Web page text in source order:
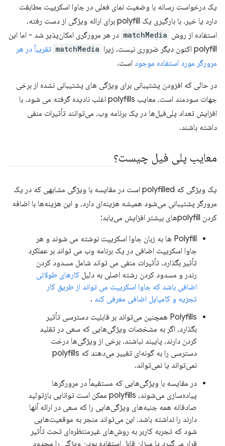
یک درخواست رسانه با وضعیت نمای فعلی در جاوا اسکریپت مطابقت
دارد یا خیر. با بارگیری یک polyfill برای ارائه ویژگی از دست رفته،
استفاده از روش matchMedia در هر مرورگری امکان‌پذیر شد - اما این
polyfill اکنون دیگر ضروری نیست، زیرا
matchMedia تقریباً در هر
مرورگر مورد استفاده موجود است.
در حالی که افزودن پشتیبانی برای ویژگی های پشتیبانی نشده از برخی
جهات سودمند است، معایب polyfills اغلب نادیده گرفته می شود. با
افزایش تعداد پلی‌فیل‌ها در یک برنامه وب، می‌توانند تأثیرات منفی
داشته باشند.
معایب پلی فیل چیست؟
یک ویژگی که polyfilled است در مقایسه با ویژگی مشابهی که در یک
مرورگر پشتیبانی می‌شود همیشه هزینه‌ای دارد، و این هزینه‌ها با اضافه
کردن polyfill‌های بیشتر افزایش می‌یابد:
Polyfill ها به زبان جاوا اسکریپت نوشته می شوند و هر
جاوا اسکریپت اضافی در یک برنامه وب می تواند بر عملکرد
تأثیر بگذارد. تأثیرات منفی می تواند شامل مسدود کردن
رندر و مسدود کردن رشته اصلی به دلیل کارهای طولانی
اضافی باشد که جاوا اسکریپت می تواند از طریق کار
تجزیه و کامپایل اضافی معرفی کند .
Polyfills همچنین می‌تواند بر قابلیت دسترسی تأثیر
بگذارد، اگر به مشخصات ویژگی‌هایی که سعی در تقلید
کردن دارند، پایبند نباشند. برخی از ویژگی‌ها درخت
دسترسی را به گونه‌ای تغییر می‌دهند که polyfills
نمی‌تواند یا نمی‌تواند.
در مقایسه با ویژگی‌هایی که مستقیماً در مرورگرها
پیاده‌سازی می‌شوند، polyfills ممکن است توانایی بازتولید
صادقانه همه جنبه‌های ویژگی‌هایی را که سعی در ارائه آنها
دارند را نداشته باشد. این می‌تواند منجر به موقعیت‌هایی
شود که تجربه کاربر به روش‌های غیرمنتظره‌ای تحت تأثیر
قرار می‌گیرد یا میزان قابل استفاده بودن ویژگی را محدود